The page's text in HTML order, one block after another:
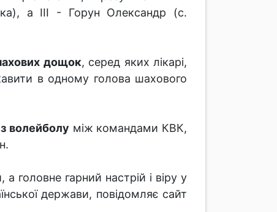
а ІІІ - Горун Олександр (с.
дощок, серед яких лікарі,
в одному голова шахового
волейболу між командами КВК,
гарний настрій і віру у
держави, повідомляє сайт